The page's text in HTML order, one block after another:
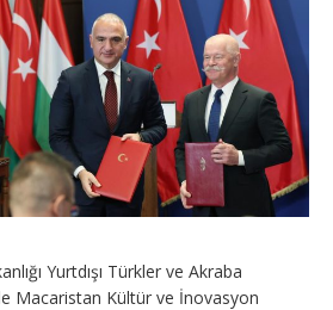
Yurtdışı Türkler ve Akraba
Macaristan Kültür ve İnovasyon